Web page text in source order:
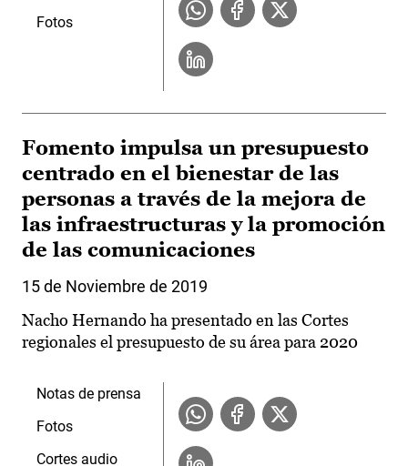
Fotos
Fomento impulsa un presupuesto
centrado en el bienestar de las
personas a través de la mejora de
las infraestructuras y la promoción
de las comunicaciones
15 de Noviembre de 2019
Nacho Hernando ha presentado en las Cortes
regionales el presupuesto de su área para 2020
Notas de prensa
Fotos
Cortes audio